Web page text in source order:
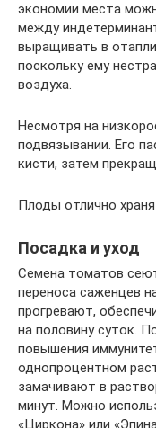
экономии места
между
выращивать в
поскольку ему
воздуха.
Несмотря на
подвязывании. Его
кисти, затем
Плоды отлично
Посадка и уход
Семена томатов
переноса саженцев
прогревают,
на половину суток.
повышения
однопроцентном
замачивают в
минут. Можно
«Циркона» или